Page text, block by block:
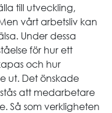
till utveckling,
vårt arbetsliv kan
Under dessa
för hur ett
och hur
ut. Det önskade
att medarbetare
Så som verkligheten